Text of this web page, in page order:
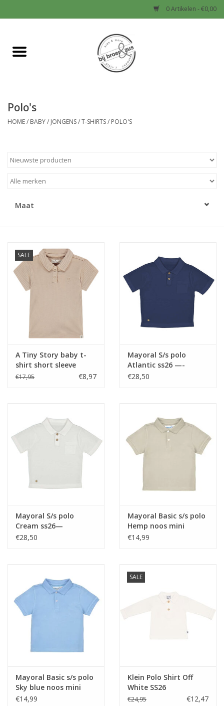
0 Artikelen - €0,00
Home
Baby
Meisjes
Cadeaubonnen
Merken
Cadeaubon
Polo's
HOME/ BABY/ JONGENS/T-SHIRTS/ POLO'S
Maat
SALE
A Tiny Story baby t-
shirt short sleeve
Nougat ss26
€17,95 €8,97
Mayoral S/s polo
Atlantic ss26 —-
€28,50
Mayoral S/s polo
Cream ss26—
€28,50
Mayoral Basic s/s polo
Hemp noos mini
€14,99
Mayoral Basic s/s polo
Sky blue noos mini
€14,99
SALE
Klein Polo Shirt Off
White SS26
€24,95 €12,47